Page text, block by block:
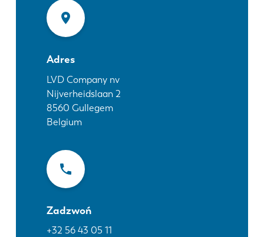
Adres
LVD Company nv
Nijverheidslaan 2
8560 Gullegem
Belgium
Zadzwoń
+32 56 43 05 11
Odkryj LVD
Realizacje
Wydarzenia
Centrum zasobów
Branże i rozwiązania
Oferty pracy
Kontakt